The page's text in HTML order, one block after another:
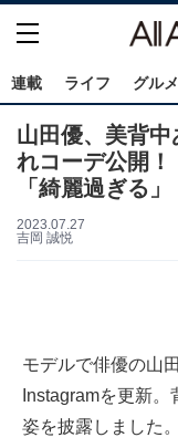
連載 ライフ グルメ
山田優、美背
れコーデ公開！
「綺麗過ぎる」
2023.07.27
吉岡 誠悦
モデルで俳優の山
Instagramを更新
姿を披露しました